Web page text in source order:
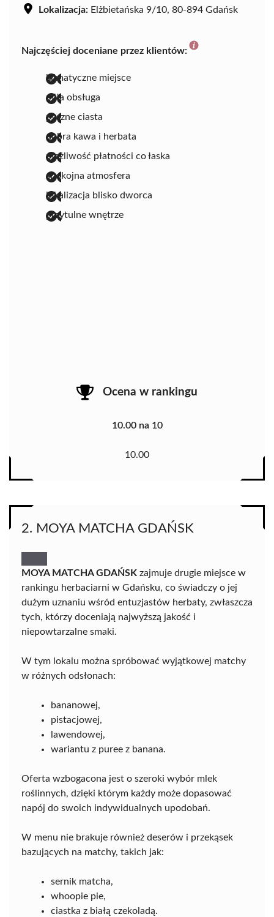
Lokalizacja: Elżbietańska 9/10, 80-894 Gdańsk
Najczęściej doceniane przez klientów:
klimatyczne miejsce
miła obsługa
pyszne ciasta
dobra kawa i herbata
możliwość płatności co łaska
spokojna atmosfera
lokalizacja blisko dworca
przytulne wnętrze
Ocena w rankingu
10.00 na 10
10.00
2. MOYA MATCHA GDAŃSK
MOYA MATCHA GDAŃSK zajmuje drugie miejsce w
rankingu herbaciarni w Gdańsku, co świadczy o jej
dużym uznaniu wśród entuzjastów herbaty, zwłaszcza
tych, którzy doceniają najwyższą jakość i
niepowtarzalne smaki.
W tym lokalu można spróbować wyjątkowej matchy
w różnych odsłonach:
bananowej,
pistacjowej,
lawendowej,
wariantu z puree z banana.
Oferta wzbogacona jest o szeroki wybór mlek
roślinnych, dzięki którym każdy może dopasować
napój do swoich indywidualnych upodobań.
W menu nie brakuje również deserów i przekąsek
bazujących na matchy, takich jak:
sernik matcha,
whoopie pie,
ciastka z białą czekoladą.